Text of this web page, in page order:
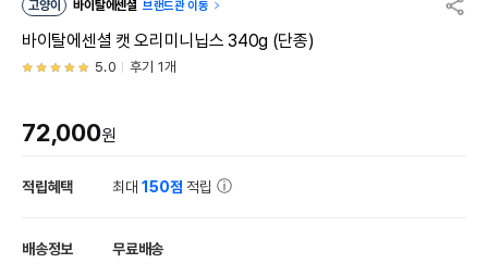
고양이 바이탈에센셜 브랜드관 이동
바이탈에센셜 캣 오리미니닙스 340g (단종)
5.0 후기 1개
72,000원
적립혜택 최대150점 적립
배송정보 무료배송